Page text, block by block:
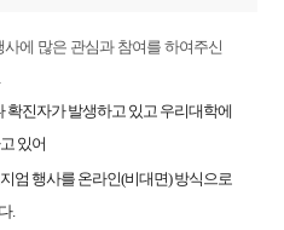
에 많은 관심과 참여를 하여주신
확진자가 발생하고 있고 우리대학에
있어
엄 행사를 온라인(비대면)방식으로
.